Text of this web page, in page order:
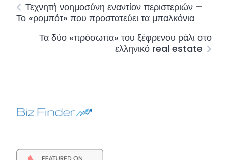
Τεχνητή νοημοσύνη εναντίον περιστεριών –
Το «ρομπότ» που προστατεύει τα μπαλκόνια
Τα δύο «πρόσωπα» του ξέφρενου ράλι στο
ελληνικό real estate